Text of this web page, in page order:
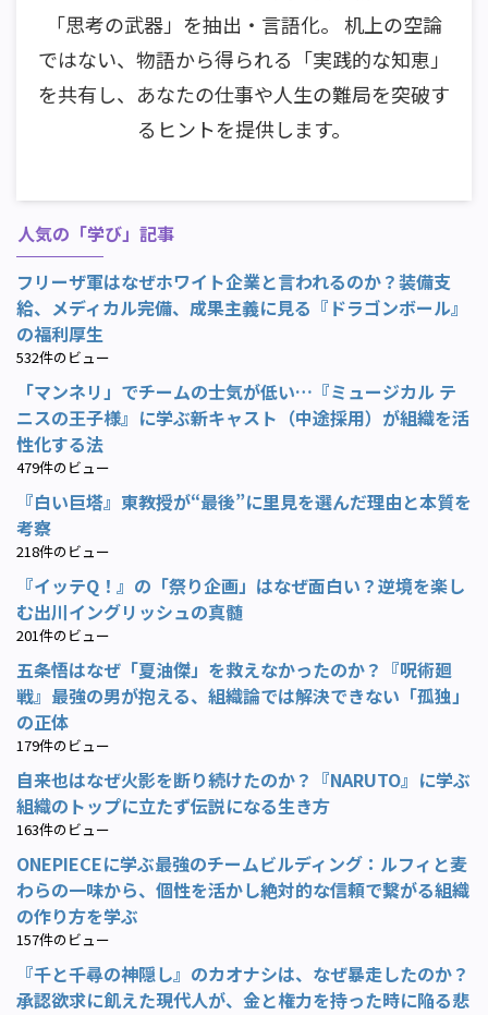
「思考の武器」を抽出・言語化。 机上の空論
ではない、物語から得られる「実践的な知恵」
を共有し、あなたの仕事や人生の難局を突破す
るヒントを提供します。
人気の「学び」記事
フリーザ軍はなぜホワイト企業と言われるのか？装備支
給、メディカル完備、成果主義に見る『ドラゴンボール』
の福利厚生
532件のビュー
「マンネリ」でチームの士気が低い…『ミュージカル テ
ニスの王子様』に学ぶ新キャスト（中途採用）が組織を活
性化する法
479件のビュー
『白い巨塔』東教授が“最後”に里見を選んだ理由と本質を
考察
218件のビュー
『イッテQ！』の「祭り企画」はなぜ面白い？逆境を楽し
む出川イングリッシュの真髄
201件のビュー
五条悟はなぜ「夏油傑」を救えなかったのか？『呪術廻
戦』最強の男が抱える、組織論では解決できない「孤独」
の正体
179件のビュー
自来也はなぜ火影を断り続けたのか？『NARUTO』に学ぶ
組織のトップに立たず伝説になる生き方
163件のビュー
ONEPIECEに学ぶ最強のチームビルディング：ルフィと麦
わらの一味から、個性を活かし絶対的な信頼で繋がる組織
の作り方を学ぶ
157件のビュー
『千と千尋の神隠し』のカオナシは、なぜ暴走したのか？
承認欲求に飢えた現代人が、金と権力を持った時に陥る悲